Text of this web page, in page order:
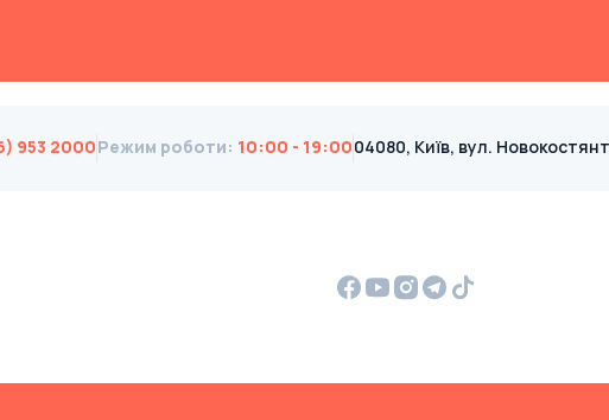
953 2000Режим роботи: 10:00 - 19:0004080, Київ, вул.